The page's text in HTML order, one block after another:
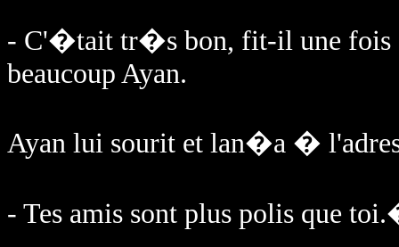
- C'�tait tr�s bon, fit-il une
beaucoup Ayan.
Ayan lui sourit et lan�a �
- Tes amis sont plus polis que